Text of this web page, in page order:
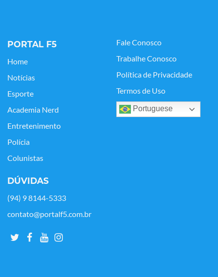
PORTAL F5
Home
Notícias
Esporte
Academia Nerd
Entretenimento
Polícia
Colunistas
Fale Conosco
Trabalhe Conosco
Política de Privacidade
Termos de Uso
Portuguese
DÚVIDAS
(94) 9 8144-5333
contato@portalf5.com.br